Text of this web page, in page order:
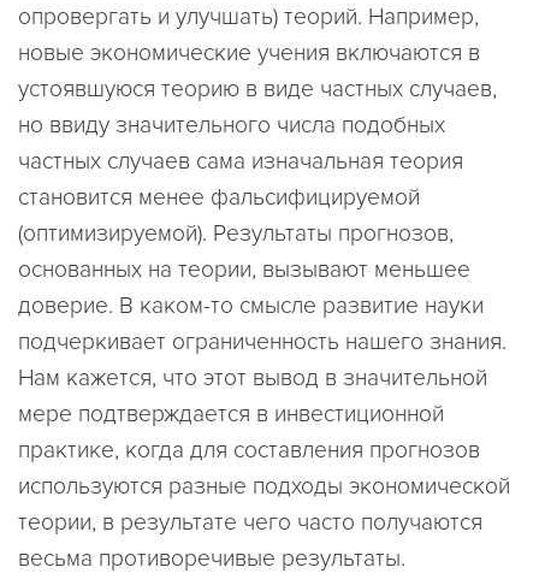
опровергать и улучшать) теорий. Например,
новые экономические учения включаются в
устоявшуюся теорию в виде частных случаев,
но ввиду значительного числа подобных
частных случаев сама изначальная теория
становится менее фальсифицируемой
(оптимизируемой). Результаты прогнозов,
основанных на теории, вызывают меньшее
доверие. В каком-то смысле развитие науки
подчеркивает ограниченность нашего знания.
Нам кажется, что этот вывод в значительной
мере подтверждается в инвестиционной
практике, когда для составления прогнозов
используются разные подходы экономической
теории, в результате чего часто получаются
весьма противоречивые результаты.